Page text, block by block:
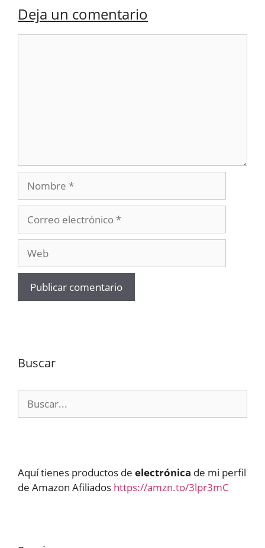
Deja un comentario
Nombre
electrónico
Buscar
Aquí tienes productos de electrónica de mi perfil
de Amazon Afiliados https://amzn.to/3lpr3mC